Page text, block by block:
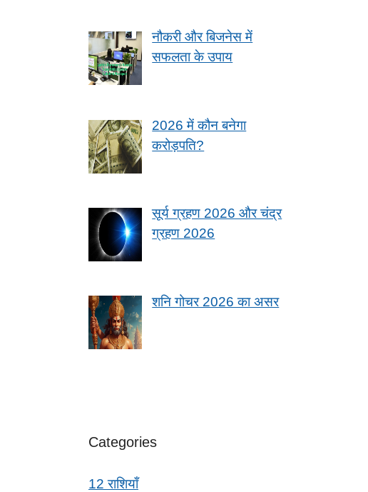
नौकरी और बिजनेस में
सफलता के उपाय
2026 में कौन बनेगा
करोड़पति?
सूर्य ग्रहण 2026 और चंद्र
ग्रहण 2026
शनि गोचर 2026 का असर
Categories
12 राशियाँ